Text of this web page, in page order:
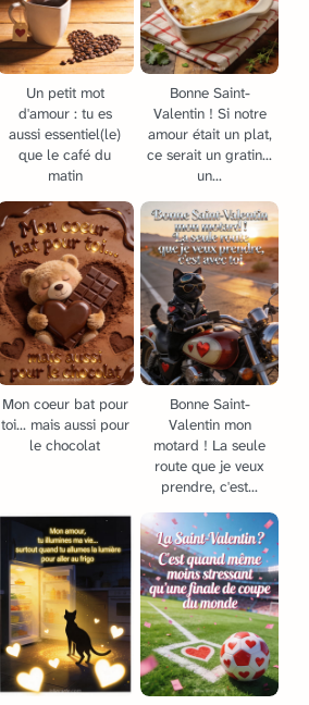
Un petit mot
d'amour : tu es
aussi essentiel(le)
que le café du
matin
Bonne Saint-
Valentin ! Si notre
amour était un plat,
ce serait un gratin...
un...
Mon coeur bat pour
toi... mais aussi pour
le chocolat
Bonne Saint-
Valentin mon
motard ! La seule
route que je veux
prendre, c'est...